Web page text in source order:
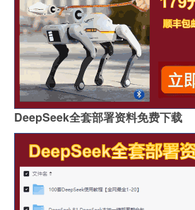
DeepSeek全套部署资料免费下载